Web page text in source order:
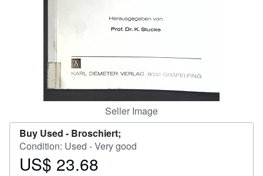
Seller Image
Buy Used - Broschiert;
Condition: Used - Very good
Price
US$ 23.68